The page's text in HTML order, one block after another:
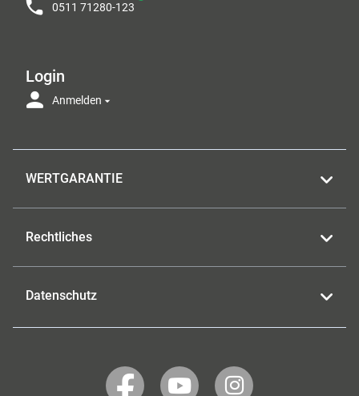
0511 71280-123
Login
Anmelden
WERTGARANTIE
Rechtliches
Datenschutz
WERTGARANTIEWERTGARANTIEWERTGARANTIE